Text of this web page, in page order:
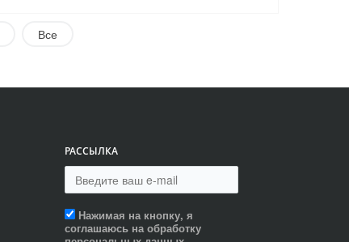
Все
РАССЫЛКА
Нажимая на кнопку, я
соглашаюсь на обработку